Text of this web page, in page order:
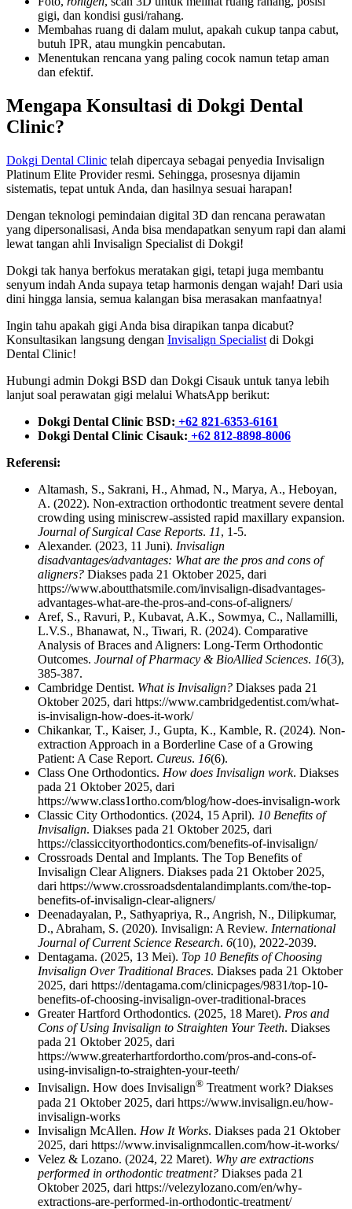
gigi, dan kondisi gusi/rahang.
Membahas ruang di dalam mulut, apakah cukup tanpa cabut,
butuh IPR, atau mungkin pencabutan.
Menentukan rencana yang paling cocok namun tetap aman
dan efektif.
Mengapa Konsultasi di Dokgi Dental
Clinic?
Dokgi Dental Clinic telah dipercaya sebagai penyedia Invisalign
Platinum Elite Provider resmi. Sehingga, prosesnya dijamin
sistematis, tepat untuk Anda, dan hasilnya sesuai harapan!
Dengan teknologi pemindaian digital 3D dan rencana perawatan
yang dipersonalisasi, Anda bisa mendapatkan senyum rapi dan alami
lewat tangan ahli Invisalign Specialist di Dokgi!
Dokgi tak hanya berfokus meratakan gigi, tetapi juga membantu
senyum indah Anda supaya tetap harmonis dengan wajah! Dari usia
dini hingga lansia, semua kalangan bisa merasakan manfaatnya!
Ingin tahu apakah gigi Anda bisa dirapikan tanpa dicabut?
Konsultasikan langsung dengan Invisalign Specialist di Dokgi
Dental Clinic!
Hubungi admin Dokgi BSD dan Dokgi Cisauk untuk tanya lebih
lanjut soal perawatan gigi melalui WhatsApp berikut:
Dokgi Dental Clinic BSD: +62 821-6353-6161
Dokgi Dental Clinic Cisauk: +62 812-8898-8006
Referensi:
Altamash, S., Sakrani, H., Ahmad, N., Marya, A., Heboyan,
A. (2022). Non-extraction orthodontic treatment severe dental
crowding using miniscrew-assisted rapid maxillary expansion.
Journal of Surgical Case Reports. 11, 1-5.
Alexander. (2023, 11 Juni). Invisalign
disadvantages/advantages: What are the pros and cons of
aligners? Diakses pada 21 Oktober 2025, dari
https://www.aboutthatsmile.com/invisalign-disadvantages-
advantages-what-are-the-pros-and-cons-of-aligners/
Aref, S., Ravuri, P., Kubavat, A.K., Sowmya, C., Nallamilli,
L.V.S., Bhanawat, N., Tiwari, R. (2024). Comparative
Analysis of Braces and Aligners: Long-Term Orthodontic
Outcomes. Journal of Pharmacy & BioAllied Sciences. 16(3),
385-387.
Cambridge Dentist. What is Invisalign? Diakses pada 21
Oktober 2025, dari https://www.cambridgedentist.com/what-
is-invisalign-how-does-it-work/
Chikankar, T., Kaiser, J., Gupta, K., Kamble, R. (2024). Non-
extraction Approach in a Borderline Case of a Growing
Patient: A Case Report. Cureus. 16(6).
Class One Orthodontics. How does Invisalign work. Diakses
pada 21 Oktober 2025, dari
https://www.class1ortho.com/blog/how-does-invisalign-work
Classic City Orthodontics. (2024, 15 April). 10 Benefits of
Invisalign. Diakses pada 21 Oktober 2025, dari
https://classiccityorthodontics.com/benefits-of-invisalign/
Crossroads Dental and Implants. The Top Benefits of
Invisalign Clear Aligners. Diakses pada 21 Oktober 2025,
dari https://www.crossroadsdentalandimplants.com/the-top-
benefits-of-invisalign-clear-aligners/
Deenadayalan, P., Sathyapriya, R., Angrish, N., Dilipkumar,
D., Abraham, S. (2020). Invisalign: A Review. International
Journal of Current Science Research. 6(10), 2022-2039.
Dentagama. (2025, 13 Mei). Top 10 Benefits of Choosing
Invisalign Over Traditional Braces. Diakses pada 21 Oktober
2025, dari https://dentagama.com/clinicpages/9831/top-10-
benefits-of-choosing-invisalign-over-traditional-braces
Greater Hartford Orthodontics. (2025, 18 Maret). Pros and
Cons of Using Invisalign to Straighten Your Teeth. Diakses
pada 21 Oktober 2025, dari
https://www.greaterhartfordortho.com/pros-and-cons-of-
using-invisalign-to-straighten-your-teeth/
Invisalign. How does Invisalign® Treatment work? Diakses
pada 21 Oktober 2025, dari https://www.invisalign.eu/how-
invisalign-works
Invisalign McAllen. How It Works. Diakses pada 21 Oktober
2025, dari https://www.invisalignmcallen.com/how-it-works/
Velez & Lozano. (2024, 22 Maret). Why are extractions
performed in orthodontic treatment? Diakses pada 21
Oktober 2025, dari https://velezylozano.com/en/why-
extractions-are-performed-in-orthodontic-treatment/